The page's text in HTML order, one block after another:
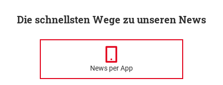
Die schnellsten Wege zu unseren News
News per App